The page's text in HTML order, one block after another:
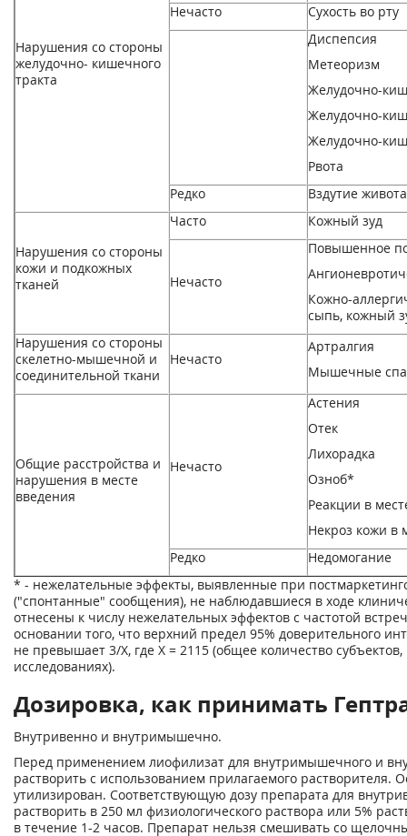
Нарушения со стороны
желудочно- кишечного
тракта
Нечасто
Сухость во рту
Диспепсия
Метеоризм
Желудочно-
Желудочно-
Желудочно-
Рвота
Редко
Вздутие
Нарушения со стороны
кожи и подкожных
тканей
Часто Кожный зуд
Нечасто
Повышенное
Кожно-
сыпь, кожный
Нарушения со стороны
скелетно-мышечной и
соединительной ткани
Нечасто
Артралгия
Мышечные
Общие расстройства и
нарушения в месте
введения
Нечасто
Астения
Отек
Лихорадка
Озноб*
Реакции в
Некроз кожи в
Редко
Недомогание
* - нежелательные эффекты, выявленные при
("спонтанные" сообщения), не наблюдавшиеся в ходе
отнесены к числу нежелательных эффектов с частотой
основании того, что верхний предел 95% доверительного
не превышает 3/Х, где X = 2115 (общее количество
исследованиях).
Дозировка, как принимать
Внутривенно и внутримышечно.
Перед применением лиофилизат для внутримышечного и
растворить с использованием прилагаемого растворителя.
утилизирован. Соответствующую дозу препарата для
растворить в 250 мл физиологического раствора или 5%
в течение 1-2 часов. Препарат нельзя смешивать со